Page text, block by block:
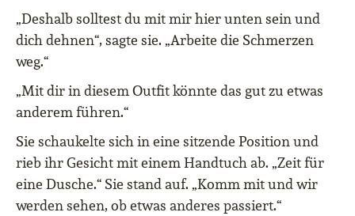
„Deshalb solltest du mit mir hier unten sein und
dich dehnen“, sagte sie. „Arbeite die Schmerzen
weg.“
„Mit dir in diesem Outfit könnte das gut zu etwas
anderem führen.“
Sie schaukelte sich in eine sitzende Position und
rieb ihr Gesicht mit einem Handtuch ab. „Zeit für
eine Dusche.“ Sie stand auf. „Komm mit und wir
werden sehen, ob etwas anderes passiert.“